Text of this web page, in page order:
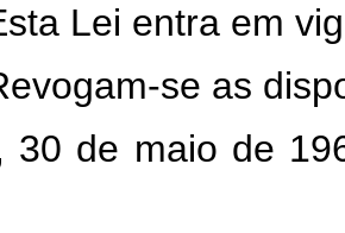
Lei entra em
se as
30 de maio de